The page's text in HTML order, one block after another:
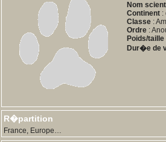
Nom
Continent:
Classe:
Ordre:
Poids/taille
Dur�e de
R�partition
France, Europe…